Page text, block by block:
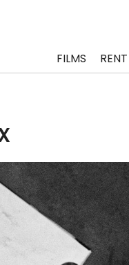
FILMS RENT